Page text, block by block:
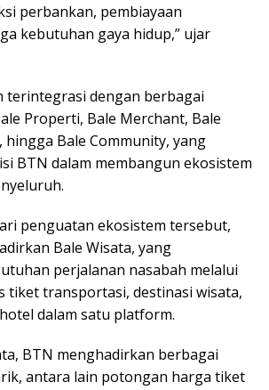
perbankan, pembiayaan
kebutuhan gaya hidup,” ujar
terintegrasi dengan berbagai
Properti, Bale Merchant, Bale
hingga Bale Community, yang
BTN dalam membangun ekosistem
penguatan ekosistem tersebut,
Bale Wisata, yang
perjalanan nasabah melalui
tiket transportasi, destinasi wisata,
dalam satu platform.
BTN menghadirkan berbagai
antara lain potongan harga tiket